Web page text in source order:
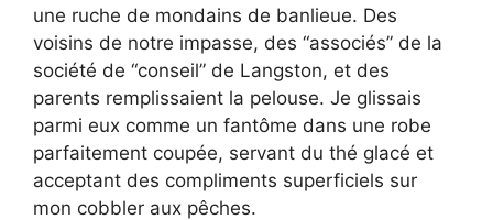
une ruche de mondains de banlieue. Des
voisins de notre impasse, des “associés” de la
société de “conseil” de Langston, et des
parents remplissaient la pelouse. Je glissais
parmi eux comme un fantôme dans une robe
parfaitement coupée, servant du thé glacé et
acceptant des compliments superficiels sur
mon cobbler aux pêches.